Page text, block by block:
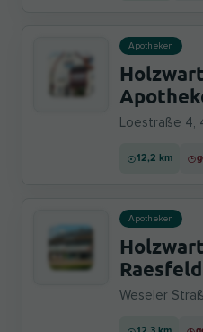
Apotheken
Loestraße 4,
12,2 km
Apotheken
Raesfeld
Weseler